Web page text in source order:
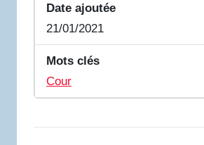
Date ajoutée
21/01/2021
Mots clés
Cour